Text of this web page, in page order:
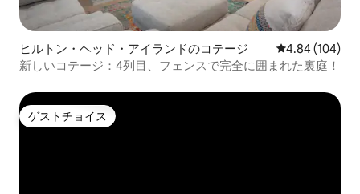
ヒルトン・ヘッド・アイランドのコテージ レビュー104
4.84 (104)
新しいコテージ：4列目、フェンスで完全に囲まれた裏庭！
ゲストチョイス
ゲストチョイス